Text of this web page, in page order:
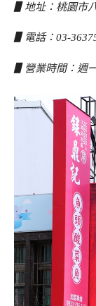
▋地址：桃園市
▋電話：03-
▋營業時間：週